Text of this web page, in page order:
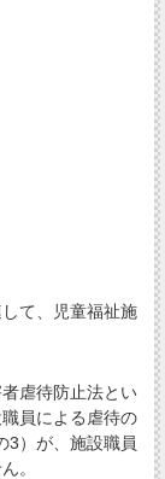
て、児童福祉施
虐待防止法とい
員による虐待の
3）が、施設職員
。